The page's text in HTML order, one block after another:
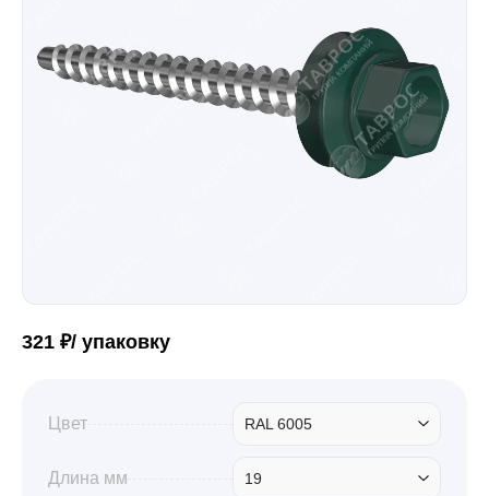
Профили для гипсокартона
Другие товары
321 ₽/ упаковку
Цвет RAL 6005
Длина мм 19